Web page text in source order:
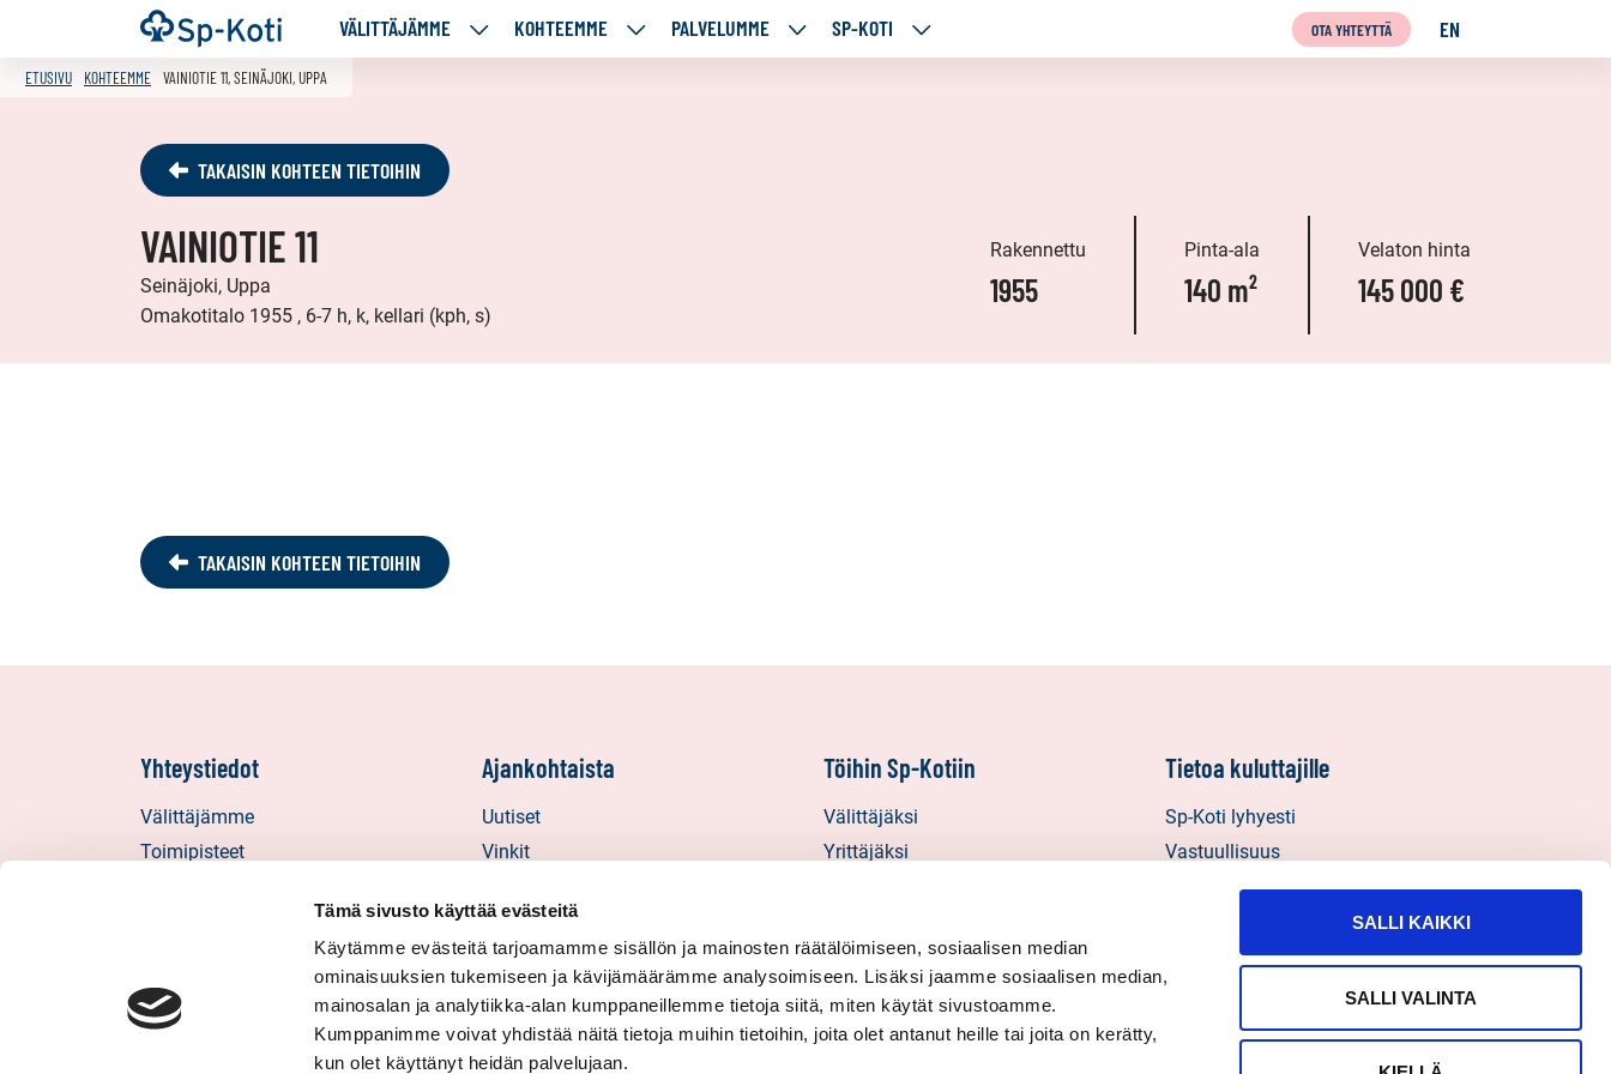
Tämä sivusto käyttää evästeitä
Käytämme evästeitä tarjoamamme sisällön ja mainosten räätälöimiseen, sosiaalisen median
ominaisuuksien tukemiseen ja kävijämäärämme analysoimiseen. Lisäksi jaamme sosiaalisen median,
mainosalan ja analytiikka-alan kumppaneillemme tietoja siitä, miten käytät sivustoamme.
Kumppanimme voivat yhdistää näitä tietoja muihin tietoihin, joita olet antanut heille tai joita on kerätty,
kun olet käyttänyt heidän palvelujaan.
SALLI KAIKKI
SALLI VALINTA
Siirry
sisältöön
Etusivu VÄLITTÄJÄMME
VÄLITTÄJÄMME
KOHTEEMME
KOHTEEMME
PALVELUMME
PALVELUMME
SP-KOTI
SP-
OTA YHTEYTTÄ EN
ENGLISH
ETUSIVU KOHTEEMME VAINIOTIE 11, SEINÄJOKI, UPPA
TAKAISIN KOHTEEN TIETOIHIN
VAINIOTIE 11
Seinäjoki, Uppa
Omakotitalo 1955 , 6-7 h, k, kellari (kph, s)
Rakennettu
1955
Pinta-ala
140 m²
Velaton hinta
145 000 €
TAKAISIN KOHTEEN TIETOIHIN
Yhteystiedot
Välittäjämme
Toimipisteet
Sp-Koti Keskusyksikkö
Ajankohtaista
Uutiset
Vinkit
Uratarinat
Sp-Kodin uutiskirjeet
Töihin Sp-Kotiin
Välittäjäksi
Yrittäjäksi
Tietoa kuluttajille
Sp-Koti lyhyesti
Vastuullisuus
Välitysliikkeen vastuut
Henkilötietojen käyttö, tietosuoja ja
Palautelomake